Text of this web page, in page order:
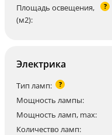
Площадь освещения,
(м2):
?
Электрика
Тип ламп: ?
Мощность лампы:
Мощность ламп, max:
Количество ламп: